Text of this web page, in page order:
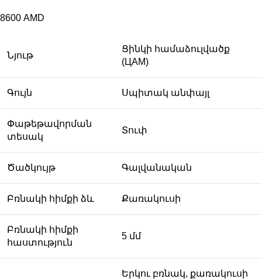
8600 AMD
Նյութ
Ցինկի համաձուլվածք
(ЦАМ)
Գույն Սպիտակ անփայլ
Փաթեթավորման
տեսակ
Տուփ
Ծածկույթ Գալվանական
Բռնակի հիմքի ձև Քառակուսի
Բռնակի հիմքի
հաստություն
5 մմ
Երկու բռնակ, քառակուսի